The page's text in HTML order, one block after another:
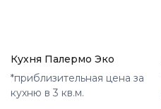
Кухня Палермо Эко
*приблизительная цена за
кухню в 3 кв.м.